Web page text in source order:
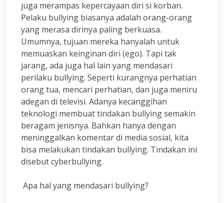
juga merampas kepercayaan diri si korban.
Pelaku bullying biasanya adalah orang-orang
yang merasa dirinya paling berkuasa.
Umumnya, tujuan mereka hanyalah untuk
memuaskan keinginan diri (ego). Tapi tak
jarang, ada juga hal lain yang mendasari
perilaku bullying. Seperti kurangnya perhatian
orang tua, mencari perhatian, dan juga meniru
adegan di televisi. Adanya kecanggihan
teknologi membuat tindakan bullying semakin
beragam jenisnya. Bahkan hanya dengan
meninggalkan komentar di media sosial, kita
bisa melakukan tindakan bullying. Tindakan ini
disebut cyberbullying.
Apa hal yang mendasari bullying?